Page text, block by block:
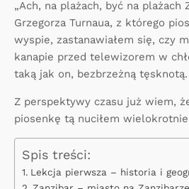
„Ach, na plażach, być na
Grzegorza Turnaua, z którego
wyspie, zastanawiałem się, czy
kanapie przed telewizorem w
taką jak on, bezbrzeżną tęsknotą.
Z perspektywy czasu już wiem,
piosenkę tą nuciłem
Spis treści:
Lekcja pierwsza – historia i